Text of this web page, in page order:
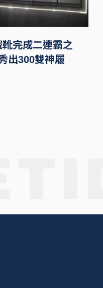
完成二連霸之
出300雙神履